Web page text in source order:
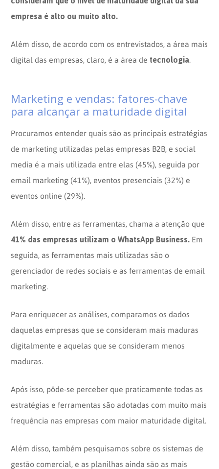
empresa é alto ou muito alto.
Além disso, de acordo com os entrevistados, a área mais
digital das empresas, claro, é a área de tecnologia
Marketing e vendas: fatores-chave
para alcançar a maturidade digital
Procuramos entender quais são as principais estratégias
de marketing utilizadas pelas empresas B2B, e social
media é a mais utilizada entre elas (45%), seguida por
email marketing (41%), eventos presenciais (32%) e
eventos online (29%).
Além disso, entre as ferramentas, chama a atenção que
41% das empresas utilizam o WhatsApp Business. Em
seguida, as ferramentas mais utilizadas são o
gerenciador de redes sociais e as ferramentas de email
marketing.
Para enriquecer as análises, comparamos os dados
daquelas empresas que se consideram mais maduras
digitalmente e aquelas que se consideram menos
maduras.
Após isso, pôde-se perceber que praticamente todas as
estratégias e ferramentas são adotadas com muito mais
frequência nas empresas com maior maturidade digital.
Além disso, também pesquisamos sobre os sistemas de
gestão comercial, e as planilhas ainda são as mais